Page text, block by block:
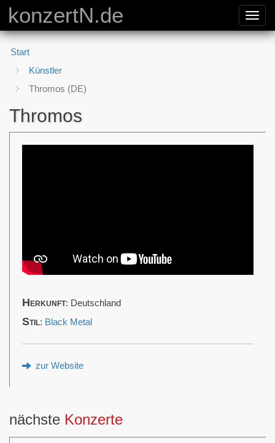
konzertN.de
Start
Künstler
Thromos (DE)
Thromos
Herkunft: Deutschland
Stil: Black Metal
zur Website
nächste Konzerte